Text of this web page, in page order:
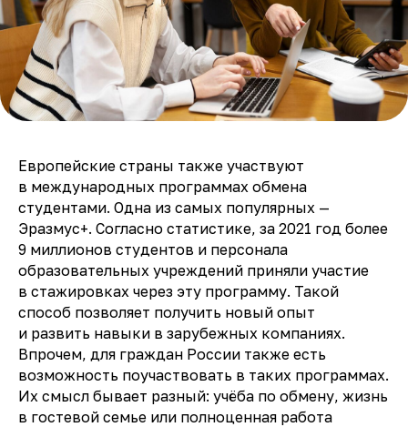
Европейские страны также участвуют
в международных программах обмена
студентами. Одна из самых популярных —
Эразмус+. Согласно статистике, за 2021 год более
9 миллионов студентов и персонала
образовательных учреждений приняли участие
в стажировках через эту программу. Такой
способ позволяет получить новый опыт
и развить навыки в зарубежных компаниях.
Впрочем, для граждан России также есть
возможность поучаствовать в таких программах.
Их смысл бывает разный: учёба по обмену, жизнь
в гостевой семье или полноценная работа
Узнавай вTelegram
новых возможностях
первым
— Свежие новости